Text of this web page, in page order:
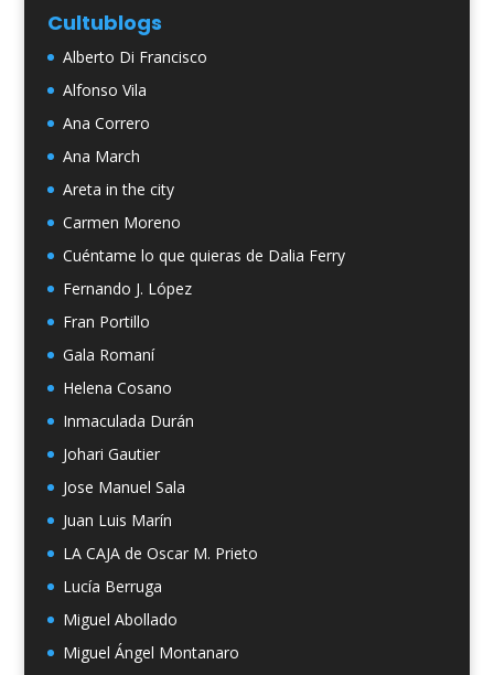
Cultublogs
Alberto Di Francisco
Alfonso Vila
Ana Correro
Ana March
Areta in the city
Carmen Moreno
Cuéntame lo que quieras de Dalia Ferry
Fernando J. López
Fran Portillo
Gala Romaní
Helena Cosano
Inmaculada Durán
Johari Gautier
Jose Manuel Sala
Juan Luis Marín
LA CAJA de Oscar M. Prieto
Lucía Berruga
Miguel Abollado
Miguel Ángel Montanaro